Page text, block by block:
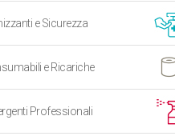
e Sicurezza
e Ricariche
Professionali